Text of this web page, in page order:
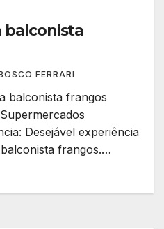
balconista
FERRARI
balconista frangos
Desejável experiência
frangos.…